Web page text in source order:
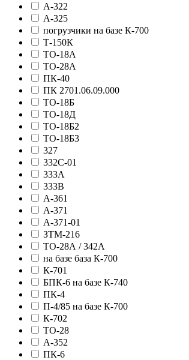
А-322
А-325
погрузчики на базе К-700
Т-150К
ТО-18А
ТО-28А
ПК-40
ПК 2701.06.09.000
ТО-18Б
ТО-18Д
ТО-18Б2
ТО-18Б3
327
332С-01
333А
333В
А-361
А-371
А-371-01
ЗТМ-216
ТО-28А / 342А
на базе база К-700
К-701
БПК-6 на базе К-740
ПК-4
П-4/85 на базе К-700
К-702
ТО-28
А-352
ПК-6